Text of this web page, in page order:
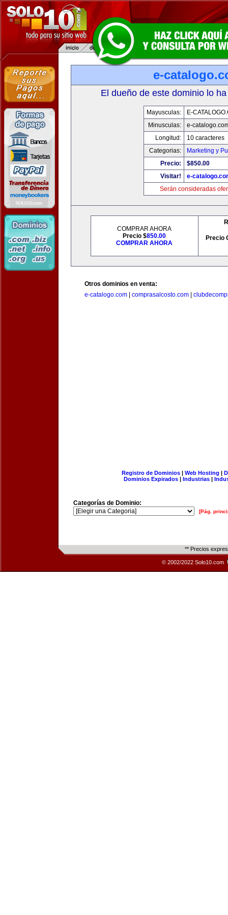
e-
El dueño de este dominio lo
Mayusculas:
E-
Minusculas:
e-
Longitud:
10 caracteres
Categorias:
Marketing y
Precio:
$850.00
Visitar!
e-
Serán consideradas
COMPRAR AHORA
Precio $850.00
COMPRAR AHORA
Precio
Otros dominios en venta:
e-catalogo.com
comprasalcosto.com
Registro de Dominios| Web Hosting |
Dominios Expirados | Industrias |
Categorías de Dominio:
[Pág.
** Precios
© 2002/2022 Solo10.com